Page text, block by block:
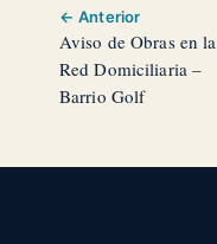
← Anterior
Aviso de Obras en la
Red Domiciliaria –
Barrio Golf